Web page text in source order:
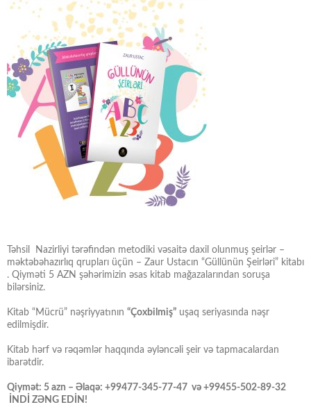
Təhsil Nazirliyi tərəfindən metodiki vəsaitə daxil olunmuş şeirlər –
məktəbəhazırlıq qrupları üçün – Zaur Ustacın “Güllünün Şeirləri” kitabı
. Qiyməti 5 AZN şəhərimizin əsas kitab mağazalarından soruşa
bilərsiniz.
Kitab “Mücrü” nəşriyyatının “Çoxbilmiş” uşaq seriyasında nəşr
edilmişdir.
Kitab hərf və rəqəmlər haqqında əyləncəli şeir və tapmacalardan
ibarətdir.
Qiymət: 5 azn – Əlaqə: +99477-345-77-47 və +99455-502-89-32
İNDİ ZƏNG EDİN!